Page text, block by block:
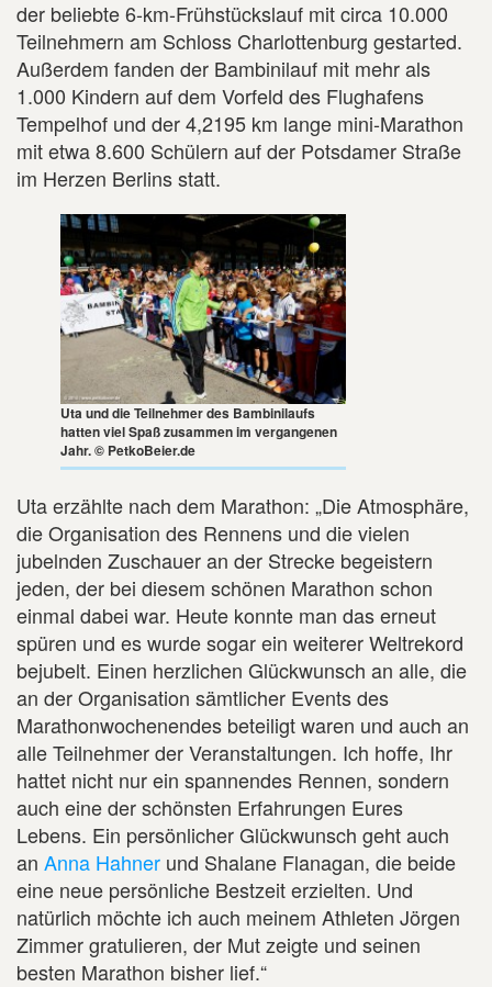
der beliebte 6-km-Frühstückslauf mit circa 10.000
Teilnehmern am Schloss Charlottenburg gestarted.
Außerdem fanden der Bambinilauf mit mehr als
1.000 Kindern auf dem Vorfeld des Flughafens
Tempelhof und der 4,2195 km lange mini-Marathon
mit etwa 8.600 Schülern auf der Potsdamer Straße
im Herzen Berlins statt.
Uta und die Teilnehmer des Bambinilaufs
hatten viel Spaß zusammen im vergangenen
Jahr. © PetkoBeier.de
Uta erzählte nach dem Marathon: „Die Atmosphäre,
die Organisation des Rennens und die vielen
jubelnden Zuschauer an der Strecke begeistern
jeden, der bei diesem schönen Marathon schon
einmal dabei war. Heute konnte man das erneut
spüren und es wurde sogar ein weiterer Weltrekord
bejubelt. Einen herzlichen Glückwunsch an alle, die
an der Organisation sämtlicher Events des
Marathonwochenendes beteiligt waren und auch an
alle Teilnehmer der Veranstaltungen. Ich hoffe, Ihr
hattet nicht nur ein spannendes Rennen, sondern
auch eine der schönsten Erfahrungen Eures
Lebens. Ein persönlicher Glückwunsch geht auch
an Anna Hahner und Shalane Flanagan, die beide
eine neue persönliche Bestzeit erzielten. Und
natürlich möchte ich auch meinem Athleten Jörgen
Zimmer gratulieren, der Mut zeigte und seinen
besten Marathon bisher lief.“